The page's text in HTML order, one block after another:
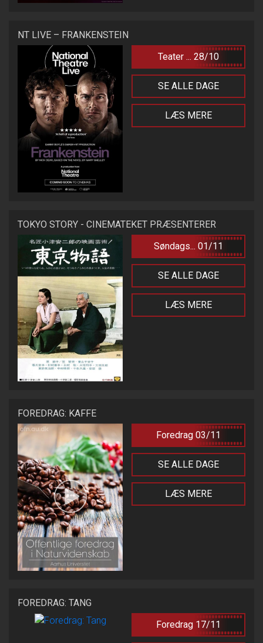
NT LIVE – FRANKENSTEIN
Teater ... 28/10
SE ALLE DAGE
LÆS MERE
TOKYO STORY - CINEMATEKET PRÆSENTERER
Søndags... 01/11
SE ALLE DAGE
LÆS MERE
FOREDRAG: KAFFE
Foredrag 03/11
SE ALLE DAGE
LÆS MERE
FOREDRAG: TANG
Foredrag 17/11